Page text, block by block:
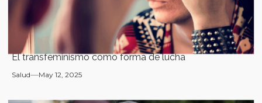
El transfeminismo como forma de lucha
Salud May 12, 2025